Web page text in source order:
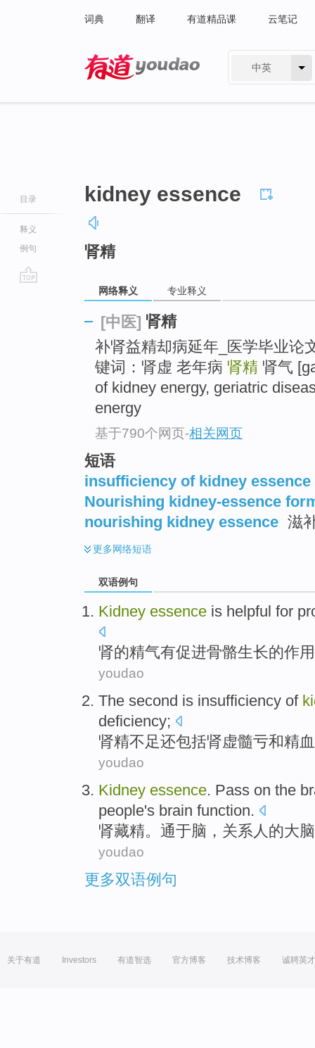
词典 翻译 有道精品课 云笔记
中英
目录
释义
例句
kidney essence
肾精
网络释义 专业释义
[中医] 肾精
补肾益精却病延年_医学毕业论
键词：肾虚 老年病 肾精 肾气
of kidney energy, geriatric
energy
基于790个网页-相关网页
短语
insufficiency of kidney essence
Nourishing kidney-essence
nourishing kidney essence 滋
更多网络短语
双语例句
Kidney essence is helpful for
肾的精气有促进骨骼生长的作
youdao
The second is insufficiency of
deficiency;
肾精不足还包括肾虚髓亏和精血
youdao
Kidney essence. Pass on the
people's brain function.
肾藏精。 通于脑 ， 关系人 的大脑
youdao
更多双语例句
关于有道 Investors 有道智选 官方博客 技术博客 诚聘英才